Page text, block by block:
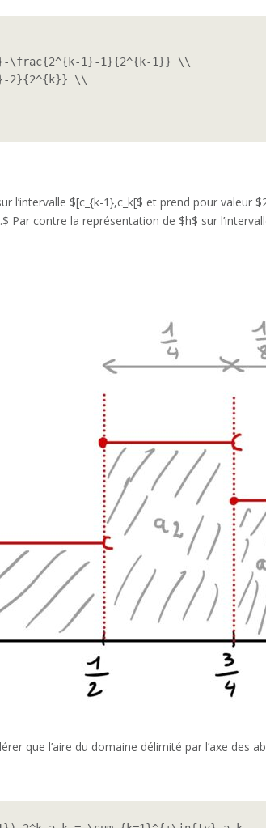
\frac{2^{k-1}-1}{2^{k-1}} \\
2}{2^{k}} \\
l’intervalle $[c_{k-1},c_k[$ et prend pour valeur
Par contre la représentation de $h$ sur
que l’aire du domaine délimité par l’axe des